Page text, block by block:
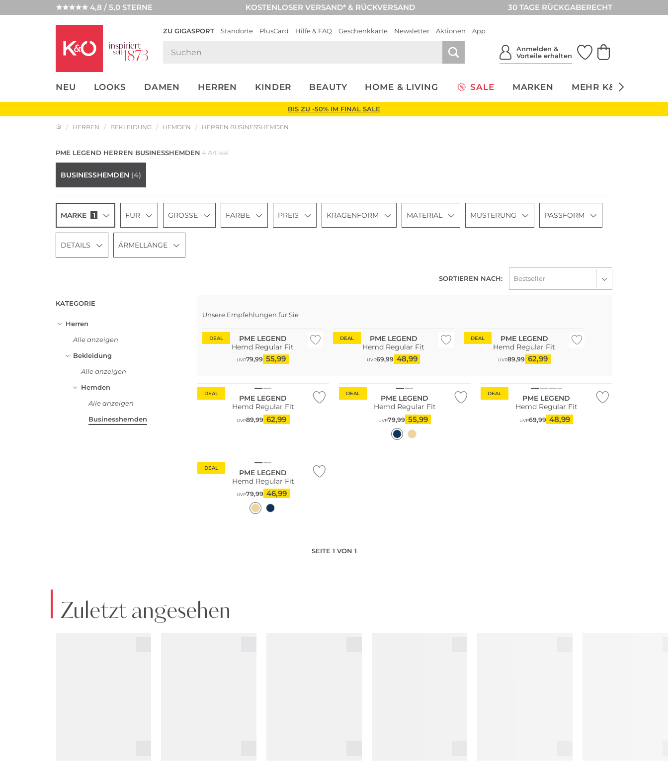
★★★★★ 4,8 / 5,0 STERNE KOSTENLOSER VERSAND* & RÜCKVERSAND 30 TAGE RÜCKGABERECHT
ZU GIGASPORT Standorte PlusCard Hilfe & FAQ Geschenkkarte Newsletter Aktionen App
Anmelden &
Vorteile erhalten
NEU LOOKS DAMEN HERREN KINDER BEAUTY HOME & LIVING SALE MARKEN MEHR K&Ö
UNSERE APP
CLICK &
BIS ZU -50% IM FINAL SALE
HERREN BEKLEIDUNG HEMDEN HERREN BUSINESSHEMDEN
PME LEGEND HERREN BUSINESSHEMDEN 4 Artikel
BUSINESSHEMDEN (4)
MARKE 1 FÜR GRÖSSE FARBE PREIS KRAGENFORM MATERIAL MUSTERUNG PASSFORM
DETAILS ÄRMELLÄNGE
SORTIEREN NACH:
KATEGORIE
Herren
Alle anzeigen
Bekleidung
Alle anzeigen
Hemden
Alle anzeigen
Businesshemden
Unsere Empfehlungen für Sie
DEAL
PME LEGEND
Hemd Regular Fit
UVP79,99 55,99
DEAL
PME LEGEND
Hemd Regular Fit
UVP69,99 48,99
DEAL
PME LEGEND
Hemd Regular Fit
UVP89,99 62,99
DEAL
PME LEGEND
Hemd Regular Fit
UVP89,99 62,99
DEAL
PME LEGEND
Hemd Regular Fit
UVP79,99 55,99
DEAL
PME LEGEND
Hemd Regular Fit
UVP69,99 48,99
DEAL
PME LEGEND
Hemd Regular Fit
UVP79,99 46,99
SEITE 1 VON 1
Zuletzt angesehen